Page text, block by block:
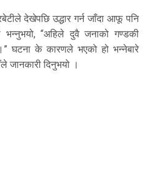
देखेपछि उद्धार गर्न जाँदा आफू पनि
“अहिले दुवै जनाको गण्डकी
घटना के कारणले भएको हो भन्नेबारे
जानकारी दिनुभयो ।